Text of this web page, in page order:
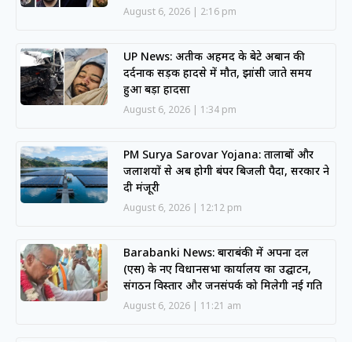
August 6, 2026 2:16 pm
UP News: अतीक अहमद के बेटे अबान की
दर्दनाक सड़क हादसे में मौत, झांसी जाते समय
हुआ बड़ा हादसा
August 6, 2026 1:34 pm
PM Surya Sarovar Yojana: तालाबों और
जलाशयों से अब होगी बंपर बिजली पैदा, सरकार ने
दी मंजूरी
August 6, 2026 12:12 pm
Barabanki News: बाराबंकी में अपना दल
(एस) के नए विधानसभा कार्यालय का उद्घाटन,
संगठन विस्तार और जनसंपर्क को मिलेगी नई गति
August 6, 2026 11:21 am